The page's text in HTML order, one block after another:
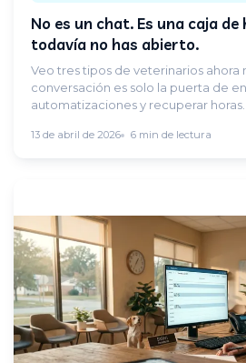
No es un chat. Es una caja
todavía no has abierto.
Veo tres tipos de veterinarios ahora
conversación es solo la puerta de
automatizaciones y recuperar horas.
13 de abril de 2026 6 min de lectura